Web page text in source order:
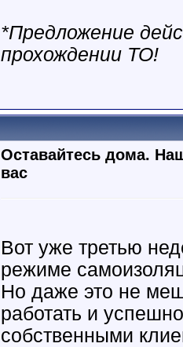
*Предложение
прохождении ТО!
Оставайтесь дома.
вас
Вот уже третью
режиме
Но даже это не
работать и
собственными